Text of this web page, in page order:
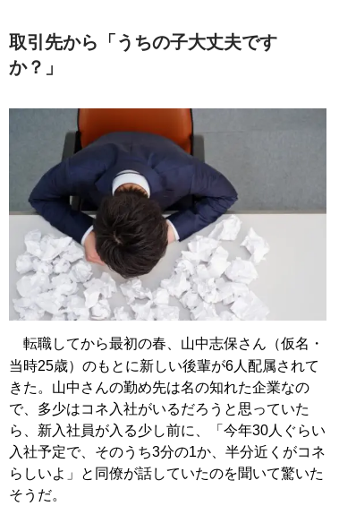
取引先から「うちの子大丈夫です
か？」
転職してから最初の春、山中志保さん（仮名・
当時25歳）のもとに新しい後輩が6人配属されて
きた。山中さんの勤め先は名の知れた企業なの
で、多少はコネ入社がいるだろうと思っていた
ら、新入社員が入る少し前に、「今年30人ぐらい
入社予定で、そのうち3分の1か、半分近くがコネ
らしいよ」と同僚が話していたのを聞いて驚いた
そうだ。